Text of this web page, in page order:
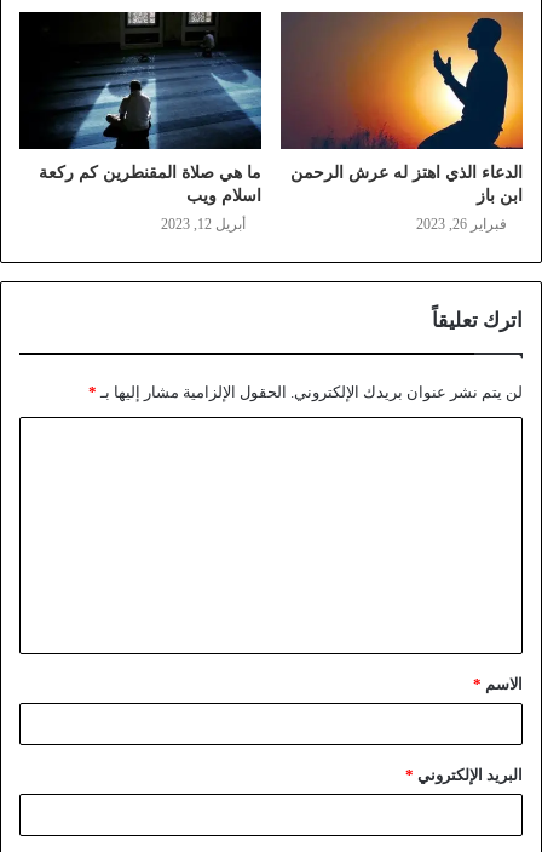
الدعاء الذي اهتز له عرش الرحمن
ابن باز
فبراير 26, 2023
ما هي صلاة المقنطرين كم ركعة
اسلام ويب
أبريل 12, 2023
اترك تعليقاً
لن يتم نشر عنوان بريدك الإلكتروني. الحقول الإلزامية مشار إليها بـ *
الاسم *
البريد الإلكتروني *